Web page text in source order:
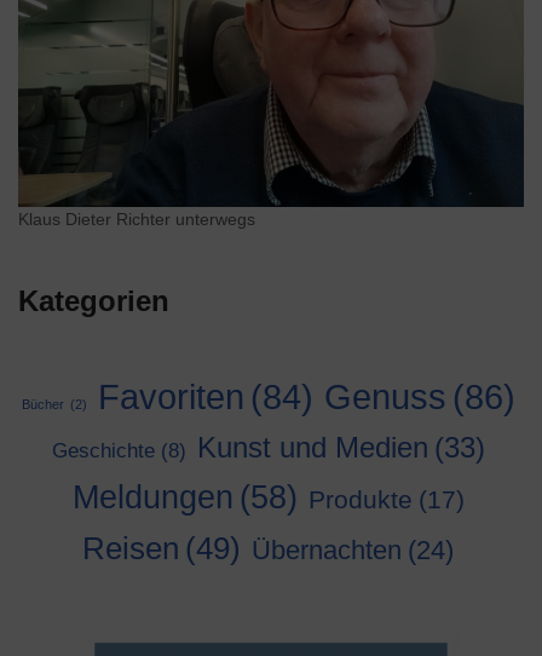
Klaus Dieter Richter unterwegs
Kategorien
Bücher (2) Favoriten (84) Genuss (86)
Geschichte (8) Kunst und Medien (33)
Meldungen (58) Produkte (17)
Reisen (49) Übernachten (24)